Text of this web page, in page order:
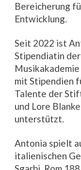
Bereicherung
Entwicklung.
Seit 2022 ist
Stipendiatin
mit Stipendien
Talente der
und Lore
unterstützt.
Antonia spielt
italienischen